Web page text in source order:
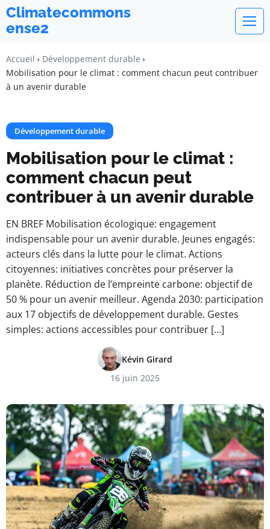
Climatecommons
ense2
Accueil
Développement durable
Mobilisation pour le climat : comment chacun peut contribuer
à un avenir durable
Développement durable
Mobilisation pour le climat :
comment chacun peut
contribuer à un avenir durable
EN BREF Mobilisation écologique: engagement
indispensable pour un avenir durable. Jeunes engagés:
acteurs clés dans la lutte pour le climat. Actions
citoyennes: initiatives concrètes pour préserver la
planète. Réduction de l’empreinte carbone: objectif de
50 % pour un avenir meilleur. Agenda 2030: participation
aux 17 objectifs de développement durable. Gestes
simples: actions accessibles pour contribuer […]
Kévin Girard
16 juin 2025